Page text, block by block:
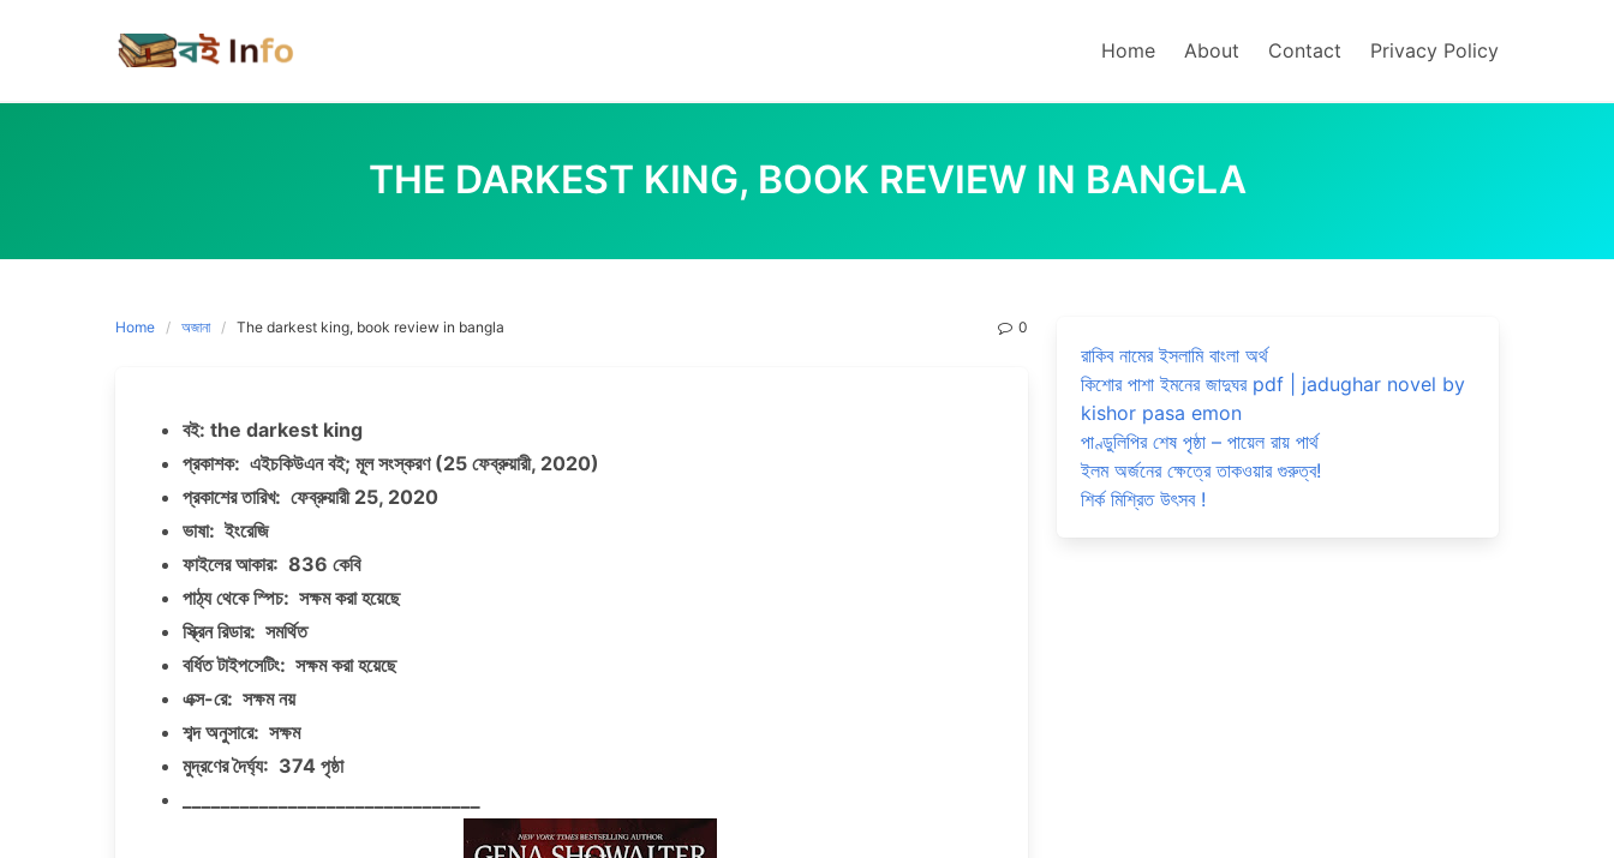
Home About Contact Privacy Policy
THE DARKEST KING, BOOK REVIEW IN BANGLA
Home অজানা The darkest king, book review in bangla 0
বই: the darkest king
প্রকাশক: এইচকিউএন বই; মূল সংস্করণ (25 ফেব্রুয়ারী, 2020)
প্রকাশের তারিখ: ফেব্রুয়ারী 25, 2020
ভাষা: ইংরেজি
ফাইলের আকার: 836 কেবি
পাঠ্য থেকে স্পিচ: সক্ষম করা হয়েছে
স্ক্রিন রিডার: সমর্থিত
বর্ধিত টাইপসেটিং: সক্ষম করা হয়েছে
এক্স-রে: সক্ষম নয়
শব্দ অনুসারে: সক্ষম
মুদ্রণের দৈর্ঘ্য: 374 পৃষ্ঠা
রাকিব নামের ইসলামি বাংলা অর্থ
কিশোর পাশা ইমনের জাদুঘর pdf | jadughar novel by
kishor pasa emon
পাণ্ডুলিপির শেষ পৃষ্ঠা – পায়েল রায় পার্থ
ইলম অর্জনের ক্ষেত্রে তাকওয়ার গুরুত্ব!
শির্ক মিশ্রিত উৎসব !